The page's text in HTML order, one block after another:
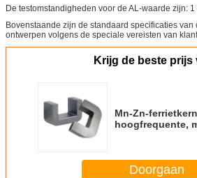
De testomstandigheden voor de AL-waarde zijn: 1
Bovenstaande zijn de standaard specificaties van
ontwerpen volgens de speciale vereisten van
Krijg de beste prijs
Mn-Zn-
hoogfrequente,
Doorgaan